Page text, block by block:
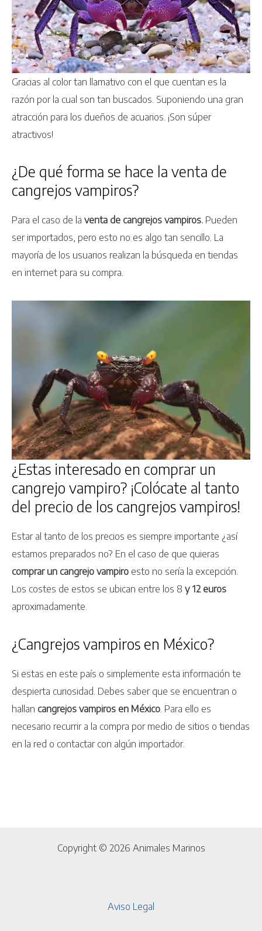
Gracias al color tan llamativo con el que cuentan es la
razón por la cual son tan buscados. Suponiendo una gran
atracción para los dueños de acuarios. ¡Son súper
atractivos!
¿De qué forma se hace la venta de
cangrejos vampiros?
Para el caso de la venta de cangrejos vampiros. Pueden
ser importados, pero esto no es algo tan sencillo. La
mayoría de los usuarios realizan la búsqueda en tiendas
en internet para su compra.
¿Estas interesado en comprar un
cangrejo vampiro? ¡Colócate al tanto
del precio de los cangrejos vampiros!
Estar al tanto de los precios es siempre importante ¿así
estamos preparados no? En el caso de que quieras
comprar un cangrejo vampiro esto no sería la excepción.
Los costes de estos se ubican entre los 8 y 12 euros
aproximadamente.
¿Cangrejos vampiros en México?
Si estas en este país o simplemente esta información te
despierta curiosidad. Debes saber que se encuentran o
hallan cangrejos vampiros en México . Para ello es
necesario recurrir a la compra por medio de sitios o tiendas
en la red o contactar con algún importador.
Copyright © 2026 Animales Marinos
Aviso Legal